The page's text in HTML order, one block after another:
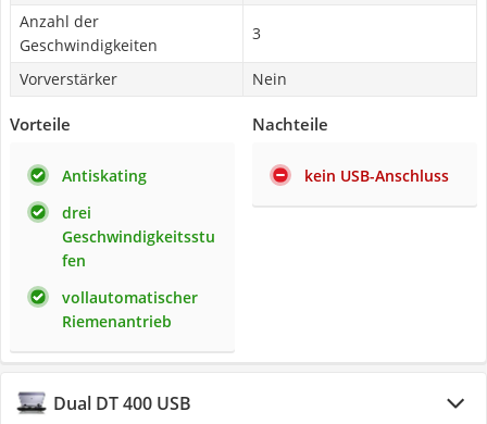
Anzahl der
Geschwindigkeiten
3
Vorverstärker Nein
Vorteile
Antiskating
drei
Geschwindigkeitsstu
fen
vollautomatischer
Riemenantrieb
Nachteile
kein USB-Anschluss
Dual DT 400 USB